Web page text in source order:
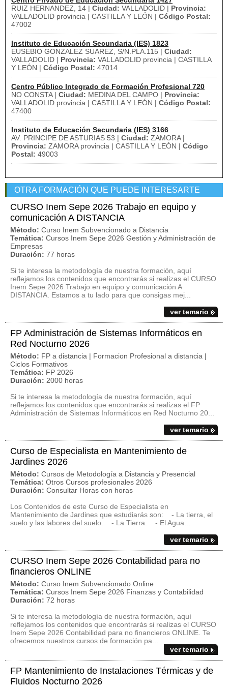
RUIZ HERNANDEZ, 14 | Ciudad: VALLADOLID | Provincia:
VALLADOLID provincia | CASTILLA Y LEÓN | Código Postal:
47002
Instituto de Educación Secundaria (IES) 1823
EUSEBIO GONZALEZ SUAREZ, S/N.PLA.115 | Ciudad:
VALLADOLID | Provincia: VALLADOLID provincia | CASTILLA
Y LEÓN | Código Postal: 47014
Centro Público Integrado de Formación Profesional 720
NO CONSTA | Ciudad: MEDINA DEL CAMPO | Provincia:
VALLADOLID provincia | CASTILLA Y LEÓN | Código Postal:
47400
Instituto de Educación Secundaria (IES) 3166
AV. PRINCIPE DE ASTURIAS 53 | Ciudad: ZAMORA |
Provincia: ZAMORA provincia | CASTILLA Y LEÓN | Código
Postal: 49003
OTRA FORMACIÓN QUE PUEDE INTERESARTE
CURSO Inem Sepe 2026 Trabajo en equipo y
comunicación A DISTANCIA
Método: Curso Inem Subvencionado a Distancia
Temática: Cursos Inem Sepe 2026 Gestión y Administración de
Empresas
Duración: 77 horas
Si te interesa la metodología de nuestra formación, aquí
reflejamos los contenidos que encontrarás si realizas el CURSO
Inem Sepe 2026 Trabajo en equipo y comunicación A
DISTANCIA. Estamos a tu lado para que consigas mej...
ver temario
FP Administración de Sistemas Informáticos en
Red Nocturno 2026
Método: FP a distancia | Formacion Profesional a distancia |
Ciclos Formativos
Temática: FP 2026
Duración: 2000 horas
Si te interesa la metodología de nuestra formación, aquí
reflejamos los contenidos que encontrarás si realizas el FP
Administración de Sistemas Informáticos en Red Nocturno 20...
ver temario
Curso de Especialista en Mantenimiento de
Jardines 2026
Método: Cursos de Metodología a Distancia y Presencial
Temática: Otros Cursos profesionales 2026
Duración: Consultar Horas con horas
Los Contenidos de este Curso de Especialista en
Mantenimiento de Jardines que estudiarás son: - La tierra, el
suelo y las labores del suelo. - La Tierra. - El Agua...
ver temario
CURSO Inem Sepe 2026 Contabilidad para no
financieros ONLINE
Método: Curso Inem Subvencionado Online
Temática: Cursos Inem Sepe 2026 Finanzas y Contabilidad
Duración: 72 horas
Si te interesa la metodología de nuestra formación, aquí
reflejamos los contenidos que encontrarás si realizas el CURSO
Inem Sepe 2026 Contabilidad para no financieros ONLINE. Te
ofrecemos nuestros cursos de formación pa...
ver temario
FP Mantenimiento de Instalaciones Térmicas y de
Fluidos Nocturno 2026